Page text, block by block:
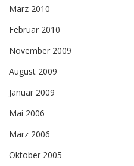
März 2010
Februar 2010
November 2009
August 2009
Januar 2009
Mai 2006
März 2006
Oktober 2005